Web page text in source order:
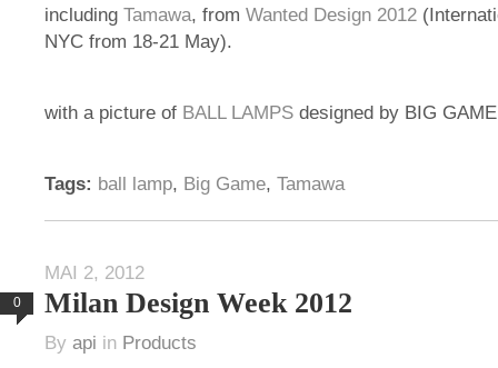
including Tamawa, from Wanted Design 2012
NYC from 18-21 May).
with a picture of BALL LAMPS designed by BIG
Tags: ball lamp, Big Game, Tamawa
MAI 2, 2012
0 Milan Design Week 2012
By api in Products